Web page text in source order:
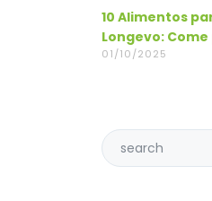
10 Alimentos
Longevo:
01/10/2025